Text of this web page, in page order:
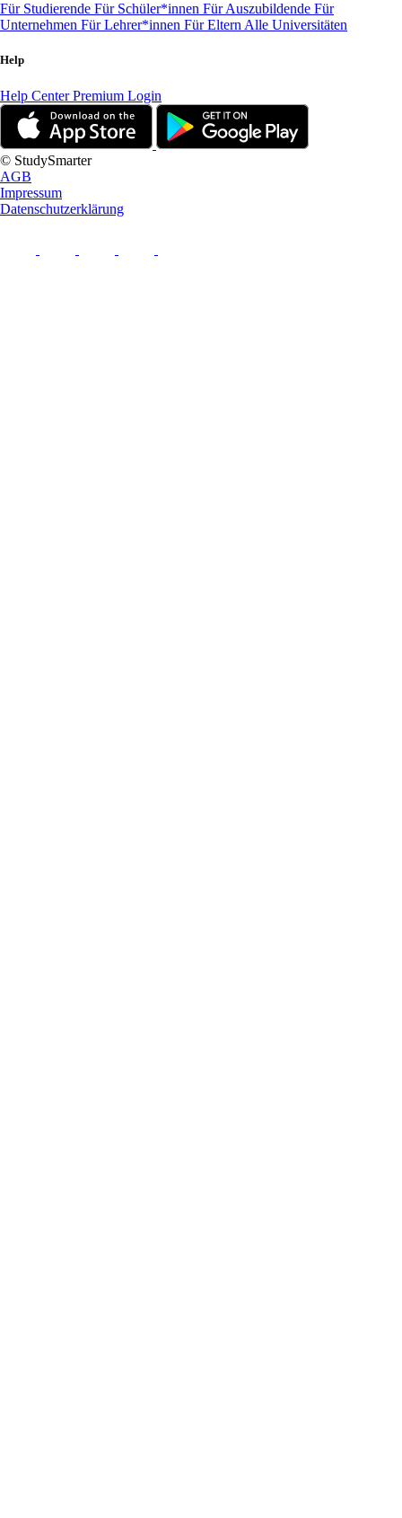
Für Studierende Für Schüler*innen Für Auszubildende Für
Unternehmen Für Lehrer*innen Für Eltern Alle Universitäten
Help
Help CenterPremium Login
© StudySmarter
AGB
Impressum
Datenschutzerklärung